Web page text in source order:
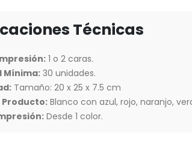
Técnicas
1 o 2 caras.
Mínima: 30 unidades.
Tamaño: 20 x 25 x 7.5 cm
Producto: Blanco con azul, rojo, naranjo,
Desde 1 color.